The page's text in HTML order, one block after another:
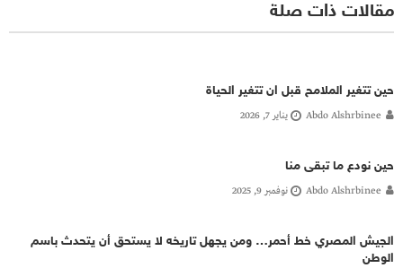
مقالات ذات صلة
حين تتغير الملامح قبل ان تتغير الحياة
Abdo Alshrbinee يناير 7, 2026
حين نودع ما تبقى منا
Abdo Alshrbinee نوفمبر 9, 2025
الجيش المصري خط أحمر… ومن يجهل تاريخه لا يستحق أن يتحدث باسم
الوطن